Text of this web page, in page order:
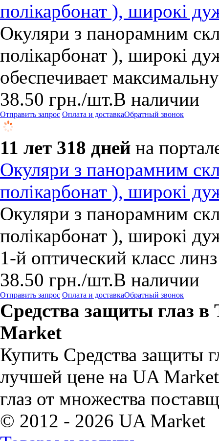
полікарбонат ), широкі
Окуляри з панорамним
полікарбонат ), широкі
обеспечивает
38.50 грн./шт.В наличии
Отправить запрос Оплата и доставкаОбратный звонок
11 лет 318 дней на
Окуляри з панорамним
полікарбонат ), широкі
Окуляри з панорамним
полікарбонат ), широкі
1-й оптический класс линз
38.50 грн./шт.В наличии
Отправить запрос Оплата и доставкаОбратный звонок
Средства защиты глаз в
Market
Купить Средства защиты
лучшей цене на UA
глаз от множества
© 2012 - 2026 UA Market